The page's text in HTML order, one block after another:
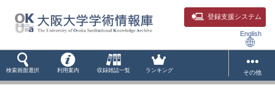
登録支援システム
English
検索画面選択 利用案内 収録雑誌一覧 ランキング その他